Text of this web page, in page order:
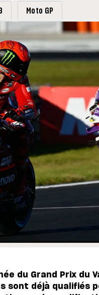
GP
: Horaires et
Bretagne
Moto GP
du Grand Prix du
sont déjà qualifiés